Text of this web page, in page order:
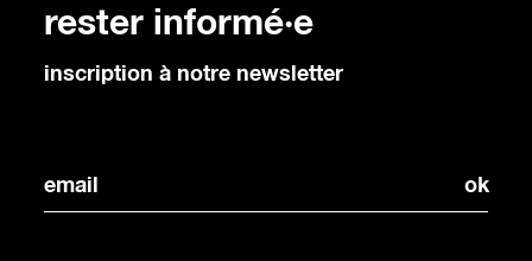
rester informé·e
inscription à notre newsletter